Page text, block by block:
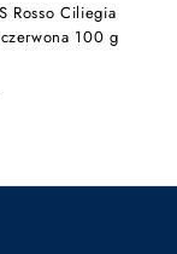
Rosso Ciliegia
100 g